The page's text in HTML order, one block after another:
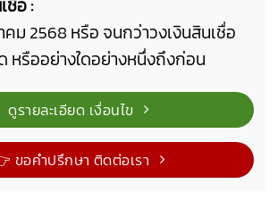
ชื่อ :
คม 2568 หรือ จนกว่าวงเงินสินเชื่อ
หรืออย่างใดอย่างหนึ่งถึงก่อน
ดูรายละเอียด เงื่อนไข
ขอคำปรึกษา ติดต่อเรา